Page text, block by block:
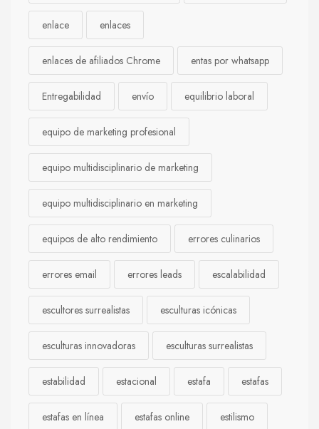
enlace enlaces
enlaces de afiliados Chrome entas por whatsapp
Entregabilidad envío equilibrio laboral
equipo de marketing profesional
equipo multidisciplinario de marketing
equipo multidisciplinario en marketing
equipos de alto rendimiento errores culinarios
errores email errores leads escalabilidad
escultores surrealistas esculturas icónicas
esculturas innovadoras esculturas surrealistas
estabilidad estacional estafa estafas
estafas en línea estafas online estilismo